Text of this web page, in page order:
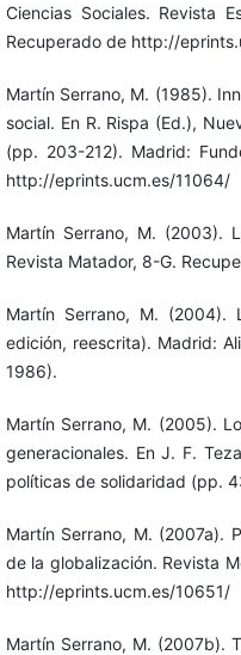
Ciencias Sociales. Revista
Recuperado de http://
Martín Serrano, M. (1985).
social. En R. Rispa (Ed.),
(pp. 203-212). Madrid:
http://eprints.ucm.es/11064/
Martín Serrano, M. (2003).
Revista Matador, 8-G.
Martín Serrano, M. (2004).
edición, reescrita). Madrid:
1986).
Martín Serrano, M. (2005).
generacionales. En J. F.
políticas de solidaridad (pp.
Martín Serrano, M. (2007a).
de la globalización. Revista
http://eprints.ucm.es/10651/
Martín Serrano, M. (2007b).